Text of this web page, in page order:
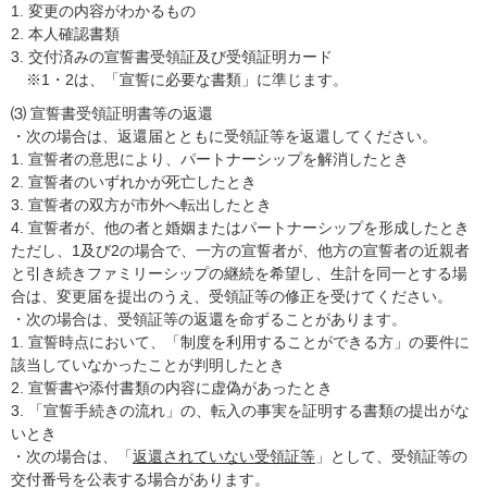
1. 変更の内容がわかるもの
2. 本人確認書類
3. 交付済みの宣誓書受領証及び受領証明カード
※1・2は、「宣誓に必要な書類」に準じます。
⑶ 宣誓書受領証明書等の返還
・次の場合は、返還届とともに受領証等を返還してください。
1. 宣誓者の意思により、パートナーシップを解消したとき
2. 宣誓者のいずれかが死亡したとき
3. 宣誓者の双方が市外へ転出したとき
4. 宣誓者が、他の者と婚姻またはパートナーシップを形成したとき
ただし、1及び2の場合で、一方の宣誓者が、他方の宣誓者の近親者
と引き続きファミリーシップの継続を希望し、生計を同一とする場
合は、変更届を提出のうえ、受領証等の修正を受けてください。
・次の場合は、受領証等の返還を命ずることがあります。
1. 宣誓時点において、「制度を利用することができる方」の要件に
該当していなかったことが判明したとき
2. 宣誓書や添付書類の内容に虚偽があったとき
3. 「宣誓手続きの流れ」の、転入の事実を証明する書類の提出がな
いとき
・次の場合は、「返還されていない受領証等 」として、受領証等の
交付番号を公表する場合があります。